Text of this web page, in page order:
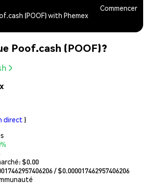
(POOF) with Phemex
Commencer
Poof.cash (POOF)?
direct )
$0.00
/ $0.000017462957406206